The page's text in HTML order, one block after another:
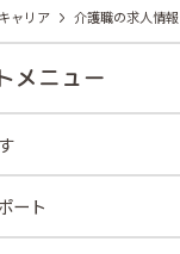
ャリア 介護職の求人情報
メニュー
ート